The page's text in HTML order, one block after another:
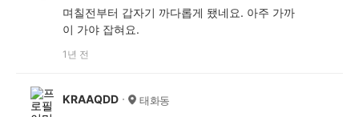
며칠전부터 갑자기 까다롭게 됐네요. 아주 가까
이 가야 잡혀요.
1년 전
KRAAQDD 태화동